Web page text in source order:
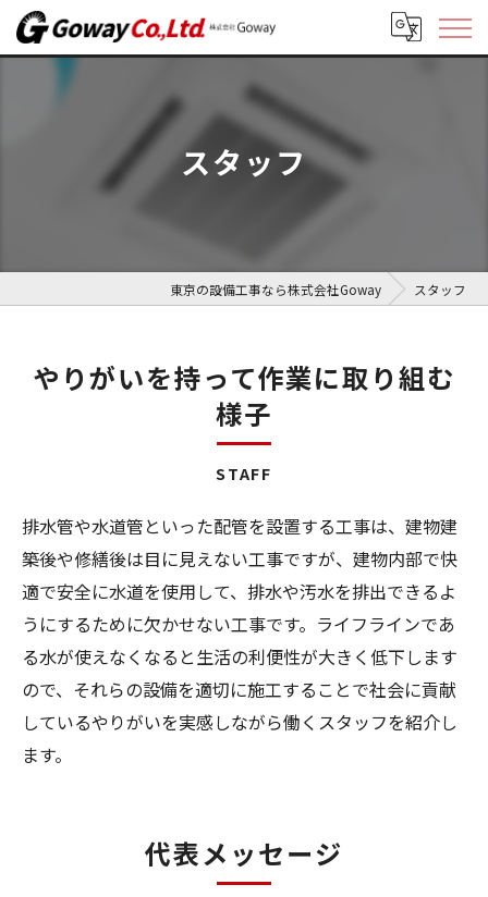
スタッフ
東京の設備工事なら株式会社Goway スタッフ
やりがいを持って作業に取り組む
様子
STAFF
排水管や水道管といった配管を設置する工事は、建物建
築後や修繕後は目に見えない工事ですが、建物内部で快
適で安全に水道を使用して、排水や汚水を排出できるよ
うにするために欠かせない工事です。ライフラインであ
る水が使えなくなると生活の利便性が大きく低下します
ので、それらの設備を適切に施工することで社会に貢献
しているやりがいを実感しながら働くスタッフを紹介し
ます。
代表メッセージ